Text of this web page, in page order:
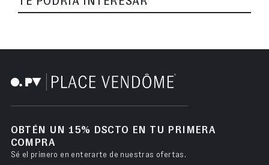
OBTÉN UN 15% DSCTO EN TU PRIMERA
COMPRA
Sé el primero en enterarte de nuestras ofertas.